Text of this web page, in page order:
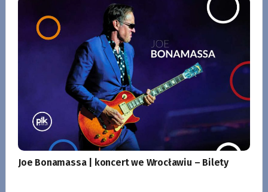
Joe Bonamassa | koncert we Wrocławiu – Bilety